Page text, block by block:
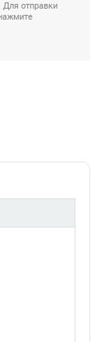
Для отправки